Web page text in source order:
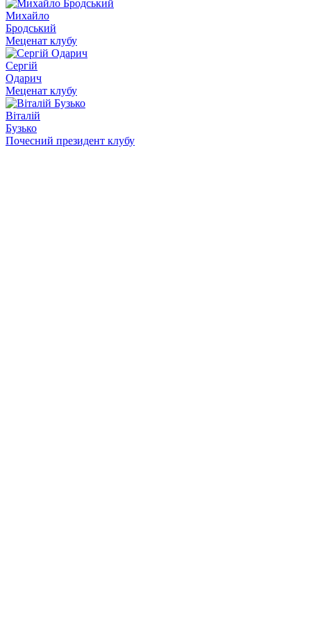
Михайло
Бродський
Меценат клубу
Сергій
Одарич
Меценат клубу
Віталій
Бузько
Почесний президент клубу